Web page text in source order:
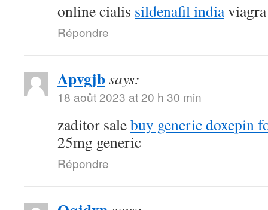
online cialis sildenafil india
Répondre
Apvgjbsays:
18 août 2023 at 20 h 30 min
zaditor salebuy generic doxepin
25mg generic
Répondre